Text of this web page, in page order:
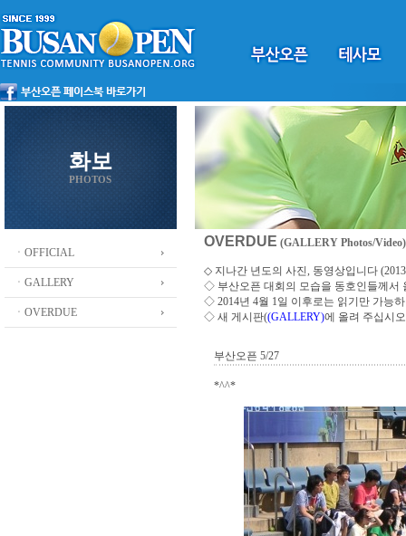
화보
PHOTOS
ㆍOFFICIAL
ㆍGALLERY
ㆍOVERDUE
OVERDUE (GALLERY Photos/Video)
◇ 지나간 년도의 사진, 동영상입니다
◇ 부산오픈 대회의 모습을 동호인들께서
◇ 2014년 4월 1일 이후로는 읽기만 가능
◇ 새 게시판((GALLERY)에 올려 주십시오
부산오픈 5/27
*^^*